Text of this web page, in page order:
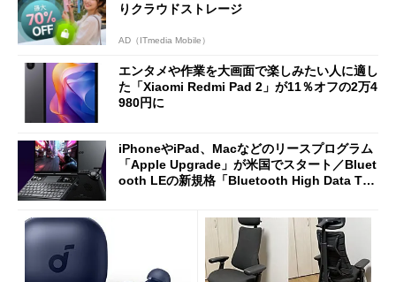
りクラウドストレージ
AD（ITmedia Mobile）
エンタメや作業を大画面で楽しみたい人に適し
た「Xiaomi Redmi Pad 2」が11％オフの2万4
980円に
iPhoneやiPad、Macなどのリースプログラム
「Apple Upgrade」が米国でスタート／Bluet
ooth LEの新規格「Bluetooth High Data Thr